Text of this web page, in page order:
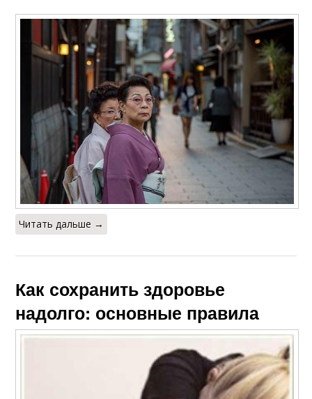
Читать дальше →
Как сохранить здоровье
надолго: основные правила